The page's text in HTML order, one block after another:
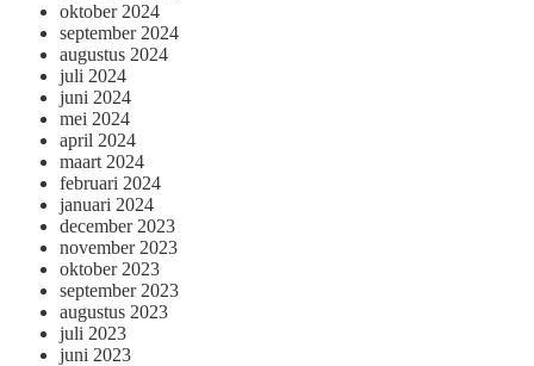
oktober 2024
september 2024
augustus 2024
juli 2024
juni 2024
mei 2024
april 2024
maart 2024
februari 2024
januari 2024
december 2023
november 2023
oktober 2023
september 2023
augustus 2023
juli 2023
juni 2023